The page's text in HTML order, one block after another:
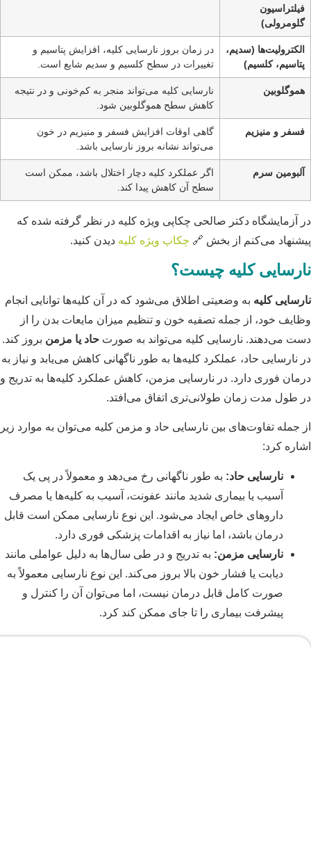
فیلتراسیون
گلومرولی)
الکترولیت‌ها (سدیم،
پتاسیم، کلسیم)
در زمان بروز نارسایی کلیه، افزایش پتاسیم و
تغییرات در سطح کلسیم و سدیم شایع است.
هموگلوبین
نارسایی کلیه می‌تواند منجر به کم‌خونی و در نتیجه
کاهش سطح هموگلوبین شود.
فسفر و منیزیم
گاهی اوقات افزایش فسفر و منیزیم در خون
می‌تواند نشانه بروز نارسایی باشد.
آلبومین سرم
اگر عملکرد کلیه دچار اختلال باشد، ممکن است
سطح آن کاهش پیدا کند.
در آزمایشگاه دکتر صالحی چکاپی ویژه کلیه در نظر گرفته شده که
پیشنهاد می‌کنم از بخش 🔗 چکاپ ویژه کلیه دیدن کنید.
نارسایی کلیه چیست؟
نارسایی کلیه به وضعیتی اطلاق می‌شود که در آن کلیه‌ها توانایی انجام
وظایف خود، از جمله تصفیه خون و تنظیم میزان مایعات بدن را از
دست می‌دهند. نارسایی کلیه می‌تواند به صورت حاد یا مزمن بروز کند.
در نارسایی حاد، عملکرد کلیه‌ها به طور ناگهانی کاهش می‌یابد و نیاز به
درمان فوری دارد. در نارسایی مزمن، کاهش عملکرد کلیه‌ها به تدریج و
در طول مدت زمان طولانی‌تری اتفاق می‌افتد.
از جمله تفاوت‌های بین نارسایی حاد و مزمن کلیه می‌توان به موارد زیر
اشاره کرد:
نارسایی حاد: به طور ناگهانی رخ می‌دهد و معمولاً در پی یک
آسیب یا بیماری شدید مانند عفونت، آسیب به کلیه‌ها یا مصرف
داروهای خاص ایجاد می‌شود. این نوع نارسایی ممکن است قابل
درمان باشد، اما نیاز به اقدامات پزشکی فوری دارد.
نارسایی مزمن: به تدریج و در طی سال‌ها به دلیل عواملی مانند
دیابت یا فشار خون بالا بروز می‌کند. این نوع نارسایی معمولاً به
صورت کامل قابل درمان نیست، اما می‌توان آن را کنترل و
پیشرفت بیماری را تا جای ممکن کند کرد.